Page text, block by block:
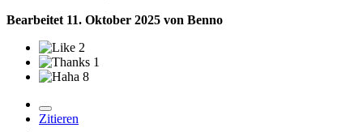
Bearbeitet 11. Oktober 2025 von Benno
2
1
8
Zitieren